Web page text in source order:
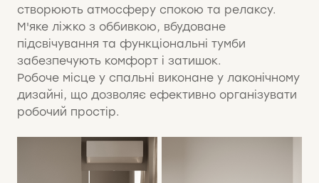
створюють атмосферу спокою та релаксу.
М'яке ліжко з оббивкою, вбудоване
підсвічування та функціональні тумби
забезпечують комфорт і затишок.
Робоче місце у спальні виконане у лаконічному
дизайні, що дозволяє ефективно організувати
робочий простір.